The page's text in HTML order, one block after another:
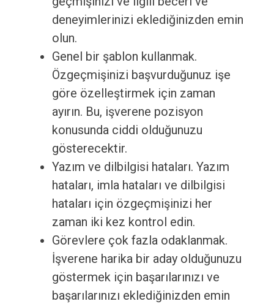
deneyimlerinizi eklediğinizden emin
olun.
Genel bir şablon kullanmak.
Özgeçmişinizi başvurduğunuz işe
göre özelleştirmek için zaman
ayırın. Bu, işverene pozisyon
konusunda ciddi olduğunuzu
gösterecektir.
Yazım ve dilbilgisi hataları. Yazım
hataları, imla hataları ve dilbilgisi
hataları için özgeçmişinizi her
zaman iki kez kontrol edin.
Görevlere çok fazla odaklanmak.
İşverene harika bir aday olduğunuzu
göstermek için başarılarınızı ve
başarılarınızı eklediğinizden emin